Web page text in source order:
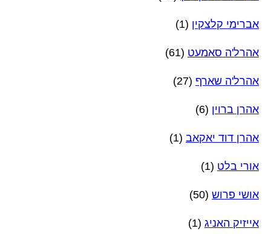
אברימי קלצקין (1)
אהרל'ה סאמעט (61)
אהרל'ה שארף (27)
אהרן ברוין (6)
אהרן דוד יאקאב (1)
אורי בלט (1)
אושי פרוש (50)
אייזיק האניג (1)